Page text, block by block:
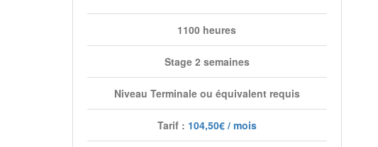
1100 heures
Stage 2 semaines
Niveau Terminale ou équivalent requis
Tarif : 104,50€ / mois